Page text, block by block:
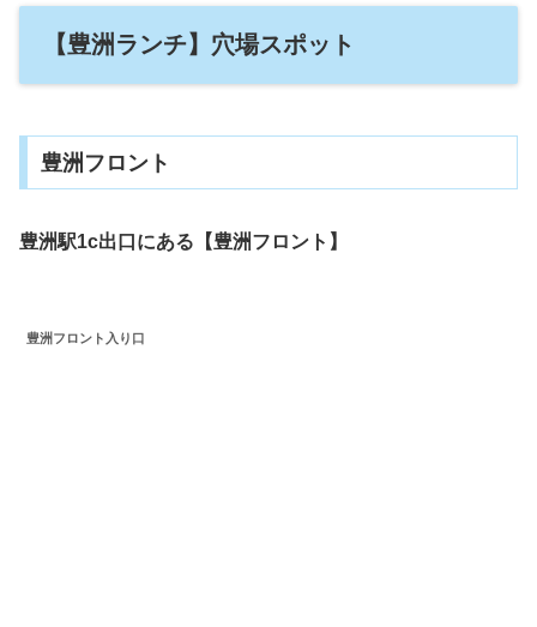
【豊洲ランチ】穴場スポット
豊洲フロント
豊洲駅1c出口にある【豊洲フロント】
豊洲フロント入り口